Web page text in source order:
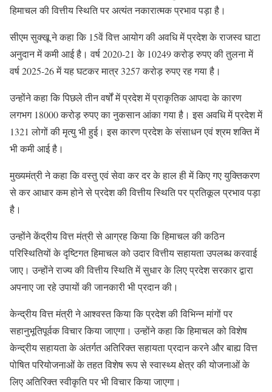
हिमाचल की वित्तीय स्थिति पर अत्यंत नकारात्मक प्रभाव पड़ा है।
सीएम सुक्खू ने कहा कि 15वें वित्त आयोग की अवधि में प्रदेश के राजस्व घाटा
अनुदान में कमी आई है। वर्ष 2020-21 के 10249 करोड़ रुपए की तुलना में
वर्ष 2025-26 में यह घटकर मात्र 3257 करोड़ रुपए रह गया है।
उन्होंने कहा कि पिछले तीन वर्षों में प्रदेश में प्राकृतिक आपदा के कारण
लगभग 18000 करोड़ रुपए का नुकसान आंका गया है। इस अवधि में प्रदेश में
1321 लोगों की मृत्यु भी हुई। इस कारण प्रदेश के संसाधन एवं श्रम शक्ति में
भी कमी आई है।
मुख्यमंत्री ने कहा कि वस्तु एवं सेवा कर दर के हाल ही में किए गए युक्तिकरण
से कर आधार कम होने से प्रदेश की वित्तीय स्थिति पर प्रतिकूल प्रभाव पड़ा
है।
उन्होंने केंद्रीय वित्त मंत्री से आग्रह किया कि हिमाचल की कठिन
परिस्थितियों के दृष्टिगत हिमाचल को उदार वित्तीय सहायता उपलब्ध करवाई
जाए। उन्होंने राज्य की वित्तीय स्थिति में सुधार के लिए प्रदेश सरकार द्वारा
अपनाए जा रहे उपायों की जानकारी भी प्रदान की।
केन्द्रीय वित्त मंत्री ने आश्वस्त किया कि प्रदेश की विभिन्न मांगों पर
सहानुभूतिपूर्वक विचार किया जाएगा। उन्होंने कहा कि हिमाचल को विशेष
केन्द्रीय सहायता के अंतर्गत अतिरिक्त सहायता प्रदान करने और बाह्य वित्त
पोषित परियोजनाओं के तहत विशेष रूप से स्वास्थ्य क्षेत्र की योजनाओं के
लिए अतिरिक्त स्वीकृति पर भी विचार किया जाएगा।